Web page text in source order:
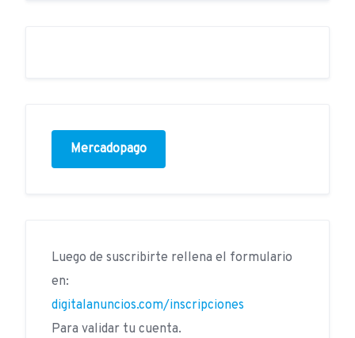
Mercadopago
Luego de suscribirte rellena el formulario
en:
digitalanuncios.com/inscripciones
Para validar tu cuenta.